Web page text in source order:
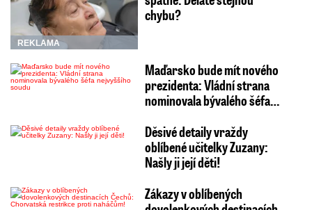
REKLAMA
chybu?
Maďarsko bude mít nového
prezidenta: Vládní strana
nominovala bývalého šéfa…
Děsivé detaily vraždy
oblíbené učitelky Zuzany:
Našly ji její děti!
Zákazy v oblíbených